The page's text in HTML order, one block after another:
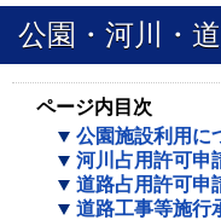
公園・河川・
ページ内目次
公園施設利用に
河川占用許可申
道路占用許可申
道路工事等施行